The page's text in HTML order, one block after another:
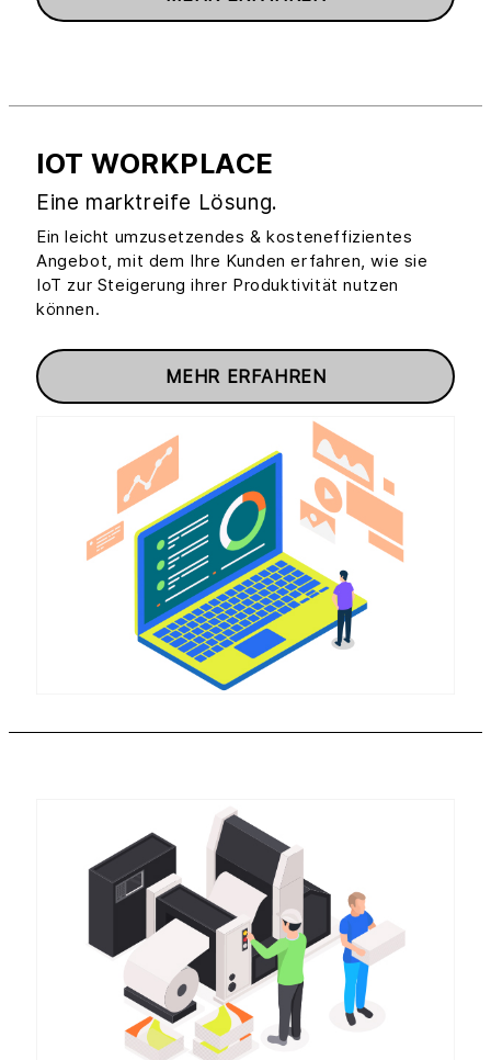
IOT WORKPLACE
Eine marktreife Lösung.
Ein leicht umzusetzendes & kosteneffizientes
Angebot, mit dem Ihre Kunden erfahren, wie sie
IoT zur Steigerung ihrer Produktivität nutzen
können.
MEHR ERFAHREN